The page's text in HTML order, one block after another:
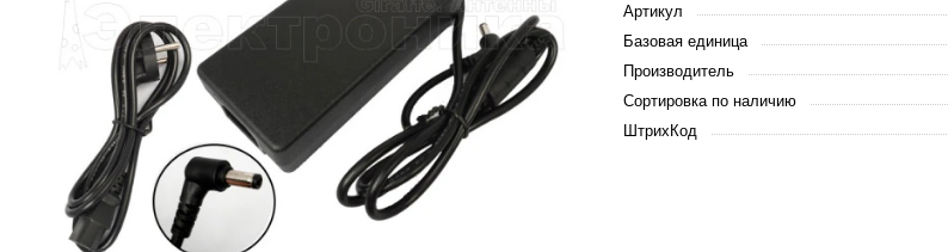
Артикул
Базовая единица
Производитель
Сортировка по наличию
ШтрихКод